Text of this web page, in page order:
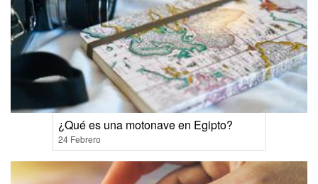
¿Qué es una motonave en Egipto?
24 Febrero